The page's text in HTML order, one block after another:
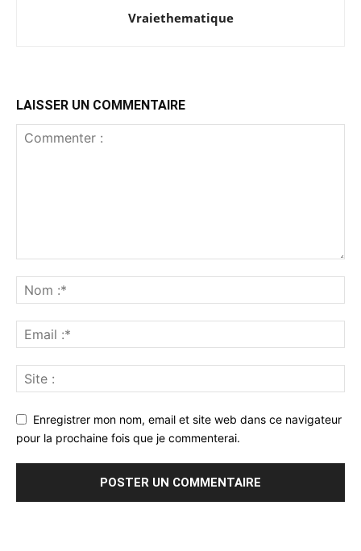
Vraiethematique
LAISSER UN COMMENTAIRE
Enregistrer mon nom, email et site web dans ce navigateur
pour la prochaine fois que je commenterai.